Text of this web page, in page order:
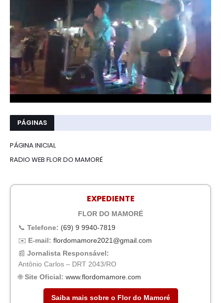
PÁGINAS
PÁGINA INICIAL
RADIO WEB FLOR DO MAMORÉ
EXPEDIENTE
FLOR DO MAMORÉ
📞 Telefone: (69) 9 9940-7819
✉️ E-mail: flordomamore2021@gmail.com
📰 Jornalista Responsável:
Antônio Carlos – DRT 2043/RO
🌐Site Oficial: www.flordomamore.com
Saiba mais sobre o Flor do Mamoré